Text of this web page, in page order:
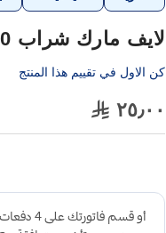
لايف مارك شراب 300مل
كن الاول في تقييم هذا المنتج
٢٥٫٠٠